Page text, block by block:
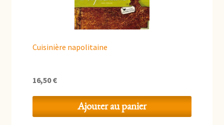
Cuisinière napolitaine
16,50€
Ajouter au panier